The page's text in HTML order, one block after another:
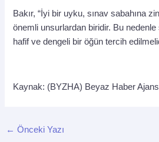
Bakır, “İyi bir uyku, sınav sabahına
önemli unsurlardan biridir. Bu
hafif ve dengeli bir öğün tercih
Kaynak: (BYZHA) Beyaz Haber
← Önceki Yazı